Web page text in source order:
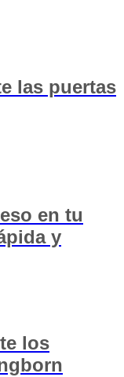
las puertas
en tu
y
los